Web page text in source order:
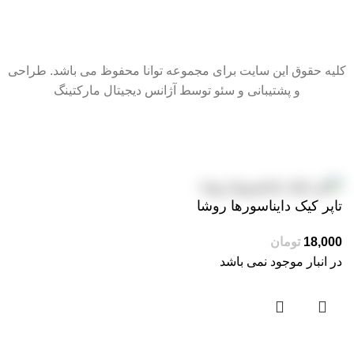
کلیه حقوق این سایت برای مجموعه توانا محفوظ می باشد. طراحی
و پشتیبانی و سئو توسط آژانس دیجیتال مارکتینگ
تاپر کیک دایناسورها روشا
در انبار موجود نمی باشد